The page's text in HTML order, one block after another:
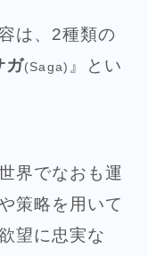
は、2種類の
ガ(Saga) 』とい
界でなおも運
策略を用いて
望に忠実な